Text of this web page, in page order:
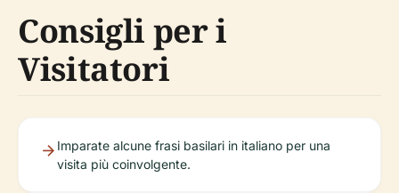
Consigli per i
Visitatori
Imparate alcune frasi basilari in italiano per una
visita più coinvolgente.